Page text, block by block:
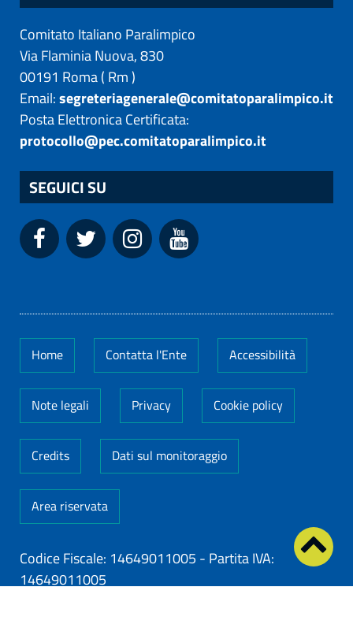
Comitato Italiano Paralimpico
Via Flaminia Nuova, 830
00191 Roma( Rm)
Email:segreteriagenerale@comitatoparalimpico.it
Posta Elettronica Certificata:
protocollo@pec.comitatoparalimpico.it
SEGUICI SU
Home Contatta l'Ente Accessibilità
Note legali Privacy Cookie policy
Credits Dati sul monitoraggio
Area riservata
Codice Fiscale: 14649011005 - Partita IVA:
14649011005